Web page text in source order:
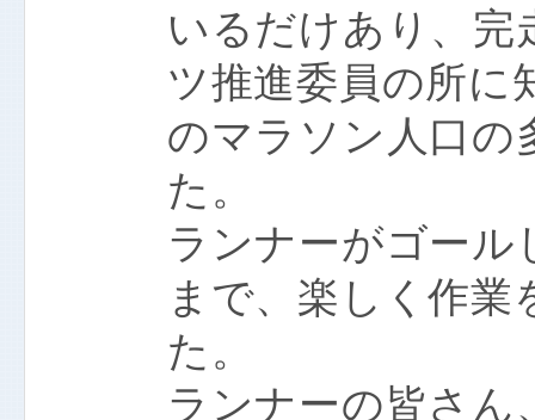
いるだけあり、完
ツ推進委員の所に
のマラソン人口の
た。
ランナーがゴール
まで、楽しく作
た。
ランナーの皆さん